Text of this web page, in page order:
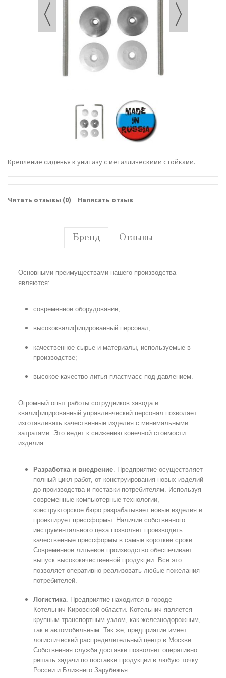
Крепление сиденья к унитазу с металлическими стойками.
Читать отзывы (0) Написать отзыв
Бренд Отзывы
Основными преимуществами нашего производства
являются:
современное оборудование;
высококвалифицированный персонал;
качественное сырье и материалы, используемые в
производстве;
высокое качество литья пластмасс под давлением.
Огромный опыт работы сотрудников завода и
квалифицированный управленческий персонал позволяет
изготавливать качественные изделия с минимальными
затратами. Это ведет к снижению конечной стоимости
изделия.
Разработка и внедрение
Предприятие осуществляет
полный цикл работ, от конструирования новых изделий
до производства и поставки потребителям. Используя
современные компьютерные технологии,
конструкторское бюро разрабатывает новые изделия и
проектирует прессформы. Наличие собственного
инструментального цеха позволяет производить
качественные прессформы в самые короткие сроки.
Современное литьевое производство обеспечивает
выпуск высококачественной продукции. Все это
позволяет оперативно реализовать любые пожелания
потребителей.
Логистика . Предприятие находится в городе
Котельнич Кировской области. Котельнич является
крупным транспортным узлом, как железнодорожным,
так и автомобильным. Так же, предприятие имеет
логистический распределительный центр в Москве.
Собственная служба доставки позволяет оперативно
решать задачи по поставке продукции в любую точку
России и Ближнего Зарубежья.